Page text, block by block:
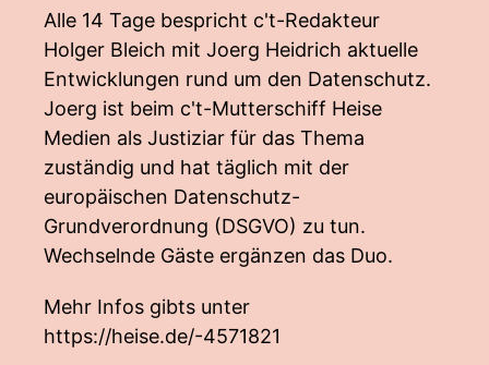
Alle 14 Tage bespricht c't-Redakteur
Holger Bleich mit Joerg Heidrich aktuelle
Entwicklungen rund um den Datenschutz.
Joerg ist beim c't-Mutterschiff Heise
Medien als Justiziar für das Thema
zuständig und hat täglich mit der
europäischen Datenschutz-
Grundverordnung (DSGVO) zu tun.
Wechselnde Gäste ergänzen das Duo.
Mehr Infos gibts unter
https://heise.de/-4571821